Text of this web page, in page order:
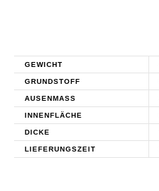
GEWICHT
GRUNDSTOFF
AUSENMASS
INNENFLÄCHE
DICKE
LIEFERUNGSZEIT